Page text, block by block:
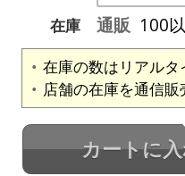
在庫
通販 100
在庫の数はリアルタ
店舗の在庫を通信販
カートに